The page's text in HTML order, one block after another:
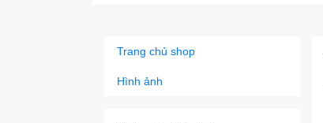
Trang chủ shop
Hình ảnh